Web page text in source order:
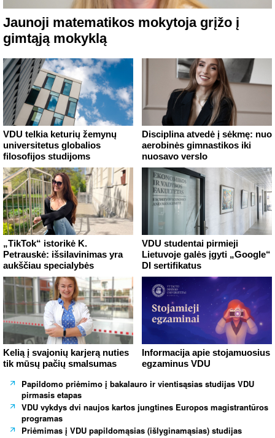
Jaunoji matematikos mokytoja grįžo į
gimtąją mokyklą
VDU telkia keturių žemynų
universitetus globalios
filosofijos studijoms
Disciplina atvedė į sėkmę: nuo
aerobinės gimnastikos iki
nuosavo verslo
„TikTok“ istorikė K.
Petrauskė: išsilavinimas yra
aukščiau specialybės
VDU studentai pirmieji
Lietuvoje galės įgyti „Google“
DI sertifikatus
Kelią į svajonių karjerą nuties
tik mūsų pačių smalsumas
Informacija apie stojamuosius
egzaminus VDU
Papildomo priėmimo į bakalauro ir vientisąsias studijas VDU
pirmasis etapas
VDU vykdys dvi naujos kartos jungtines Europos magistrantūros
programas
Priėmimas į VDU papildomąsias (išlyginamąsias) studijas